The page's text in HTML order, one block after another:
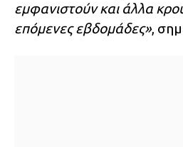
εμφανιστούν και άλλα
επόμενες εβδομάδες»,